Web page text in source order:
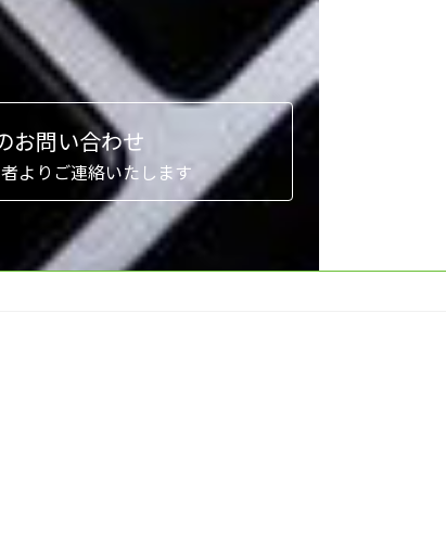
お問い合わせ
よりご連絡いたします